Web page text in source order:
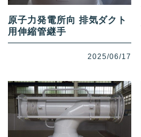
原子力発電所向 排気ダクト
用伸縮管継手
2025/06/17